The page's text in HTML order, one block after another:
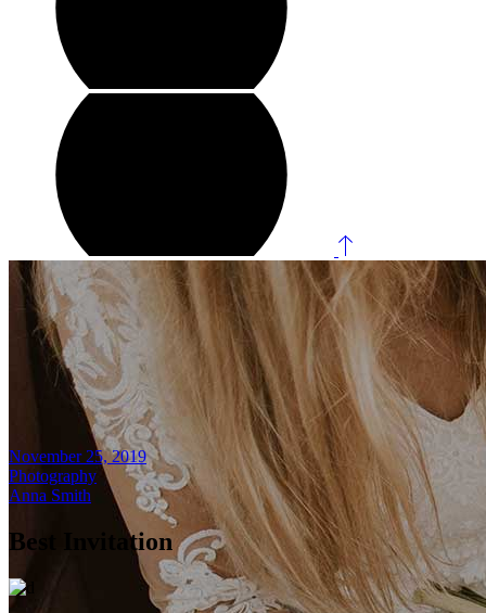
November 25, 2019
Photography
Anna Smith
Best Invitation